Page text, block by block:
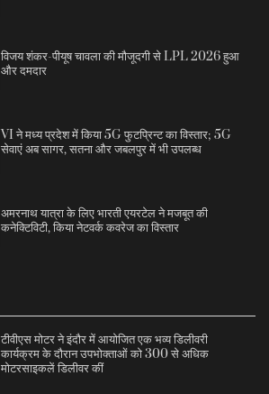
विजय शंकर-पीयूष चावला की मौजूदगी से LPL 2026 हुआ
और दमदार
VI ने मध्य प्रदेश में किया 5G फुटप्रिन्ट का विस्तार; 5G
सेवाएं अब सागर, सतना और जबलपुर में भी उपलब्ध
अमरनाथ यात्रा के लिए भारती एयरटेल ने मजबूत की
कनेक्टिविटी, किया नेटवर्क कवरेज का विस्तार
टीवीएस मोटर ने इंदौर में आयोजित एक भव्य डिलीवरी
कार्यक्रम के दौरान उपभोक्ताओं को 300 से अधिक
मोटरसाइकलें डिलीवर कीं